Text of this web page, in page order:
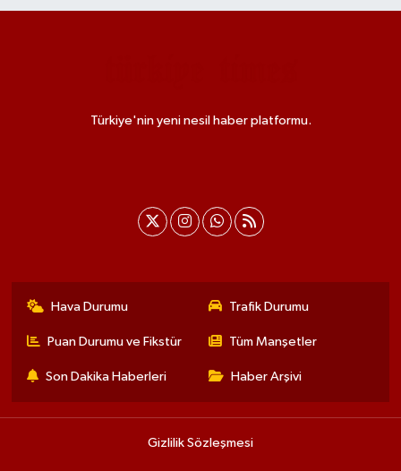
Türkiye'nin yeni nesil haber platformu.
Hava Durumu Trafik Durumu
Puan Durumu ve Fikstür Tüm Manşetler
Son Dakika Haberleri Haber Arşivi
Gizlilik Sözleşmesi